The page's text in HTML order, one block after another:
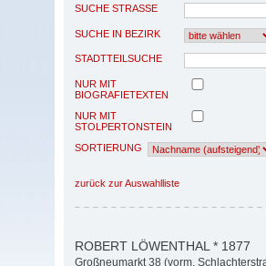
SUCHE STRASSE
SUCHE IN BEZIRK
STADTTEILSUCHE
NUR MIT
BIOGRAFIETEXTEN
NUR MIT
STOLPERTONSTEIN
SORTIERUNG
zurück zur Auswahlliste
ROBERT LÖWENTHAL * 1877
Großneumarkt 38 (vorm.